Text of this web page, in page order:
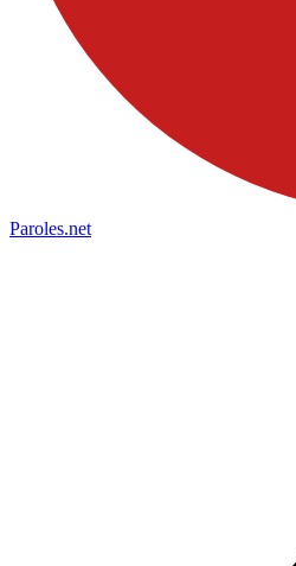
Paroles.net